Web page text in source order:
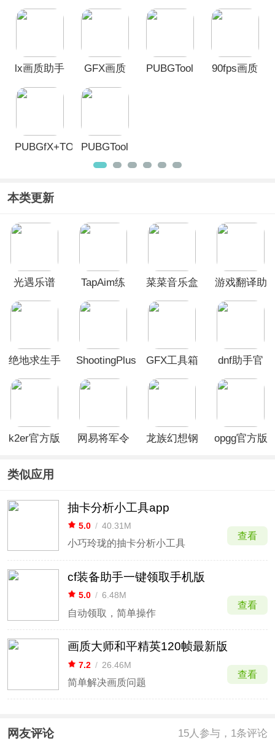
方正版
新版本
lx画质助手
GFX画质
PUBGTool
90fps画质
PUBGfX+TOOlPUBGTool
官方正版
本类更新
光遇乐谱
TapAim练
菜菜音乐盒
游戏翻译助
绝地求生手
ShootingPlus
GFX工具箱
dnf助手官
k2er官方版
网易将军令
龙族幻想钢
opgg官方版
类似应用
抽卡分析小工具app
5.0 / 40.31M
小巧玲珑的抽卡分析小工具
查看
cf装备助手一键领取手机版
5.0 / 6.48M
自动领取，简单操作
查看
画质大师和平精英120帧最新版
7.2 / 26.46M
简单解决画质问题
查看
网友评论 15人参与，1条评论